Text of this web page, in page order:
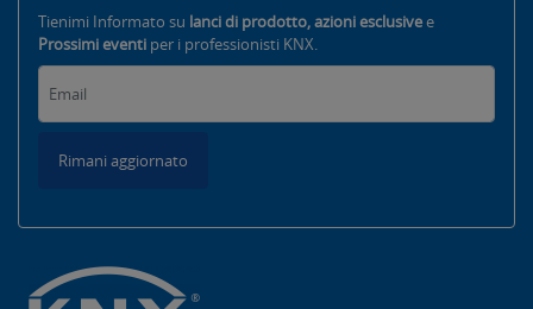
Tienimi Informato su lanci di prodotto, azioni esclusivee
Prossimi eventi per i professionisti KNX.
Rimani aggiornato